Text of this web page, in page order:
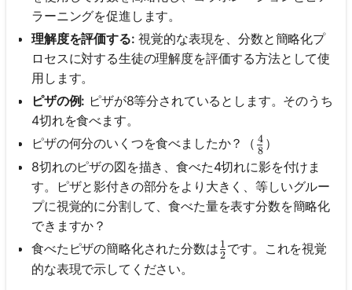
ラーニングを促進します。
理解度を評価する: 視覚的な表現を、分数と簡略化プ
ロセスに対する生徒の理解度を評価する方法として使
用します。
ピザの例: ピザが8等分されているとします。そのうち
4切れを食べます。
ピザの何分のいくつを食べましたか？（ \frac{4}{8}
8
4 ）
8切れのピザの図を描き、食べた4切れに影を付けま
す。ピザと影付きの部分をより大きく、等しいグルー
プに視覚的に分割して、食べた量を表す分数を簡略化
できますか？
食べたピザの簡略化された分数は\frac{1}{2}
2
1 です。これを視覚
的な表現で示してください。